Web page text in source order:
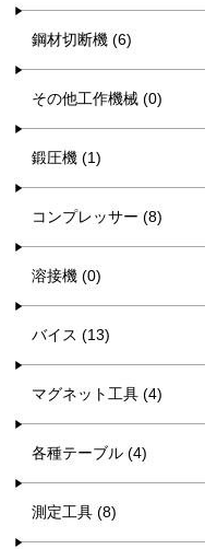
鋼材切断機 (6)
その他工作機械 (0)
鍛圧機 (1)
コンプレッサー (8)
溶接機 (0)
バイス (13)
マグネット工具 (4)
各種テーブル (4)
測定工具 (8)